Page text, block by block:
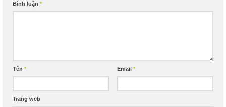
Bình luận *
Tên * Email *
Trang web